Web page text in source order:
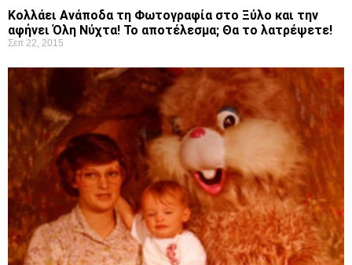
Κολλάει Ανάποδα τη Φωτογραφία στο Ξύλο και την
αφήνει Όλη Νύχτα! Το αποτέλεσμα; Θα το λατρέψετε!
Σεπ 22, 2015